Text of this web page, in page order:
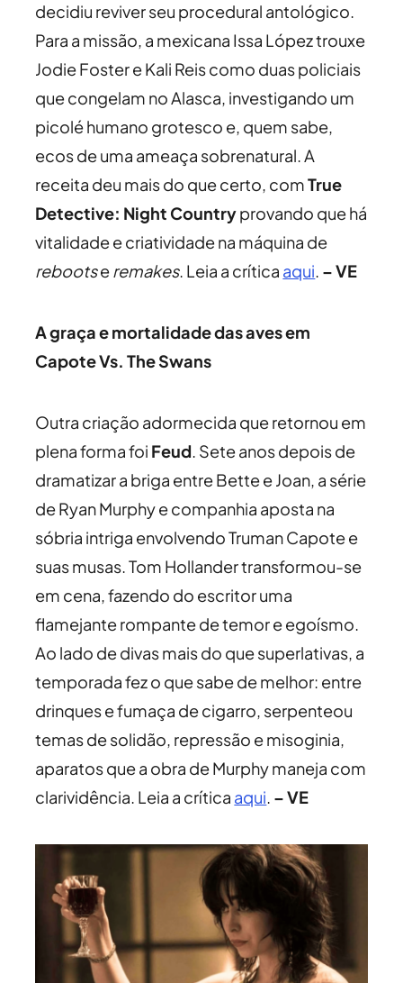
decidiu reviver seu procedural antológico.
Para a missão, a mexicana Issa López trouxe
Jodie Foster e Kali Reis como duas policiais
que congelam no Alasca, investigando um
picolé humano grotesco e, quem sabe,
ecos de uma ameaça sobrenatural. A
receita deu mais do que certo, comTrue
Detective: Night Countryprovando que há
vitalidade e criatividade na máquina de
rebootseremakes. Leia a crítica aqui. – VE
A graça e mortalidade das aves em
Capote Vs. The Swans
Outra criação adormecida que retornou em
plena forma foi Feud. Sete anos depois de
dramatizar a briga entre Bette e Joan, a série
de Ryan Murphy e companhia aposta na
sóbria intriga envolvendo Truman Capote e
suas musas. Tom Hollander transformou-se
em cena, fazendo do escritor uma
flamejante rompante de temor e egoísmo.
Ao lado de divas mais do que superlativas, a
temporada fez o que sabe de melhor: entre
drinques e fumaça de cigarro, serpenteou
temas de solidão, repressão e misoginia,
aparatos que a obra de Murphy maneja com
clarividência. Leia a crítica aqui. – VE